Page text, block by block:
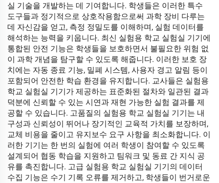
실 기술을 개발하는 데 기여합니다. 학생들은 이러한 특수
도구들과 정기적으로 상호작용함으로써 과학 장비 다루는
데 자신감을 얻고, 측정 정밀도를 이해하며, 실험 데이터를
해석하는 능력을 키웁니다. 최신 실험용 학교 실험실 기기에
통합된 안전 기능은 학생들을 보호하면서 불필요한 위험 없
이 과학 개념을 탐구할 수 있도록 해줍니다. 이러한 보호 장
치에는 자동 종료 기능, 밀폐 시스템, 사용자 경고 알림 등이
포함되어 안전한 학습 환경을 유지합니다. 교사들은 실험용
학교 실험실 기기가 제공하는 표준화된 절차와 일관된 결과
덕분에 신뢰할 수 있는 시연과 재현 가능한 실험 결과를 제
공할 수 있습니다. 고품질의 실험용 학교 실험실 기기는 내
구성과 신뢰성이 뛰어나 장기적인 교육적 가치를 보장하며,
교체 비용을 줄이고 유지보수 요구 사항을 최소화합니다. 이
러한 기기는 한 번의 실험에 여러 학생이 참여할 수 있도록
설계되어 협동 학습을 지원하고 팀워크 및 동료 간 지식 공
유를 촉진합니다. 고급 실험용 학교 실험실 기기의 데이터
수집 기능은 수기 기록 오류를 제거하고, 학생들이 번거로운